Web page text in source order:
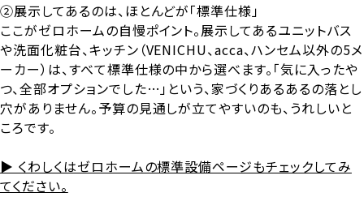
②展示してあるのは、ほとんどが「標準仕様」
ここがゼロホームの自慢ポイント。展示してあるユニットバス
や洗面化粧台、キッチン（VENICHU、acca、ハンセム以外の5メ
ーカー）は、すべて標準仕様の中から選べます。「気に入ったや
つ、全部オプションでした…」という、家づくりあるあるの落とし
穴がありません。予算の見通しが立てやすいのも、うれしいと
ころです。
▶ くわしくはゼロホームの標準設備ページもチェックしてみ
てください。